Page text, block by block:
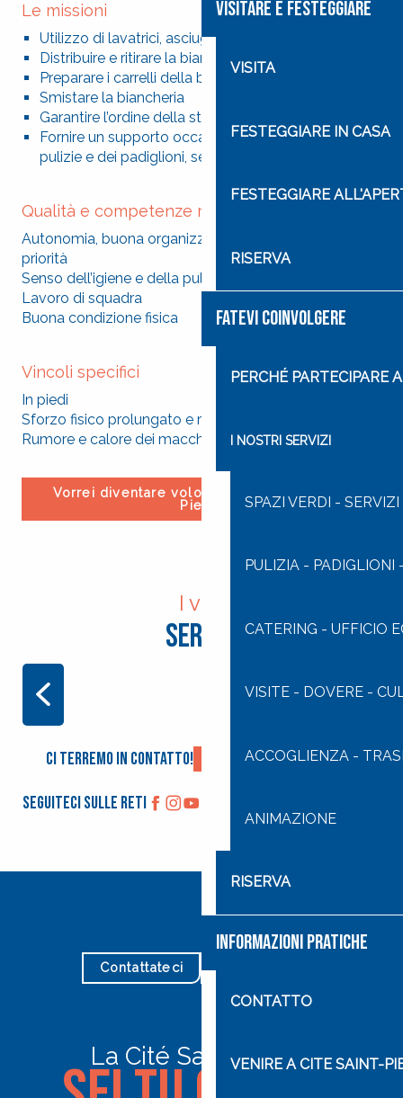
VISITARE E FESTEGGIARE
VISITA
FESTEGGIARE IN CASA
FESTEGGIARE
RISERVA
FATEVI COINVOLGERE
PERCHÉ PARTECIPARE
I NOSTRI SERVIZI
SPAZI VERDI -
PULIZIA - PADIGLIONI
CATERING - UFFICIO
VISITE - DOVERE -
ACCOGLIENZA -
ANIMAZIONE
RISERVA
INFORMAZIONI PRATICHE
CONTATTO
VENIRE A CITE SAINT-
Le missioni
Utilizzo di lavatrici, asciugatrici e stiratrici
Distribuire e ritirare la biancheria
Preparare i carrelli della biancheria
Smistare la biancheria
Garantire l’ordine della stanza della biancheria
Fornire un supporto occasionale al team delle
pulizie e dei padiglioni, se necessario.
Qualità e competenze richieste
Autonomia, buona organizzazione e gestione delle
priorità
Senso dell’igiene e della pulizia
Lavoro di squadra
Buona condizione fisica
Vincoli specifici
In piedi
Sforzo fisico prolungato e ripetitivo (manipolazione)
Rumore e calore dei macchinari
Vorrei diventare volontario alla Cité Saint-
Pierre
I vari
Servizi
SPAZI VERDI – SERVIZI TECNICI
Ci terremo in contatto! Iscriviti alla newsletter
Seguiteci sulle reti
Contattateci
La Cité Saint-Pierre